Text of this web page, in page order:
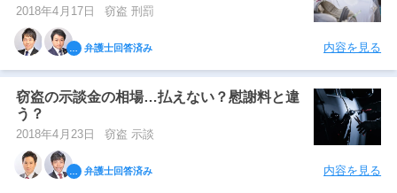
2018年4月17日 窃盗 刑罰
弁護士回答済み 内容を見る
窃盗の示談金の相場…払えない？慰謝料と違
う？
2018年4月23日 窃盗 示談
弁護士回答済み 内容を見る